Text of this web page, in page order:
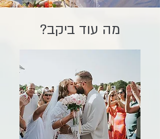
מה עוד ביקב?